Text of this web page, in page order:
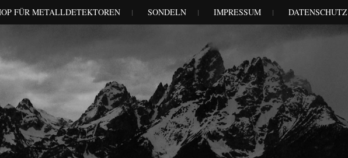
FÜR METALLDETEKTOREN SONDELN IMPRESSUM DATENSCHUTZ